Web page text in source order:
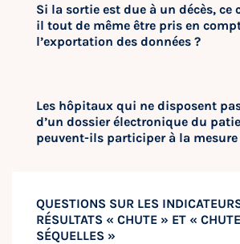
Si la sortie est due à un décès, ce
il tout de même être pris en
l’exportation des données ?
Les hôpitaux qui ne disposent
d’un dossier électronique du
peuvent-ils participer à la mesure
QUESTIONS SUR LES
RÉSULTATS « CHUTE » ET «
SÉQUELLES »